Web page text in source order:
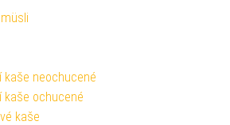
kaše neochucené
kaše ochucené
kaše